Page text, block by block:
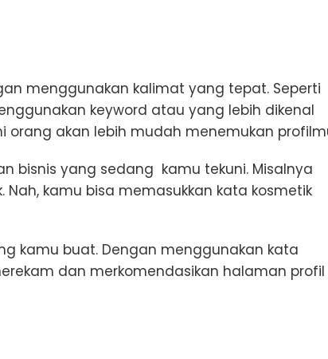
menggunakan kalimat yang tepat. Seperti
keyword atau yang lebih dikenal
orang akan lebih mudah menemukan
bisnis yang sedang kamu tekuni. Misalnya
kamu bisa memasukkan kata kosmetik
kamu buat. Dengan menggunakan kata
dan merkomendasikan halaman profil